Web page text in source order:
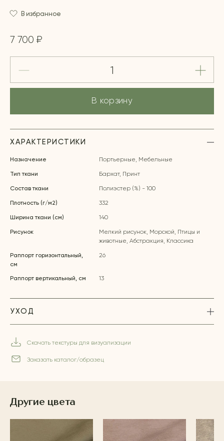
В избранное
7 700 ₽
В корзину
ХАРАКТЕРИСТИКИ
Назначение Портьерные, Мебельные
Тип ткани Бархат, Принт
Состав ткани Полиэстер (%) - 100
Плотность (г/м2) 332
Ширина ткани (см) 140
Рисунок
Мелкий рисунок, Морской, Птицы и
животные, Абстракция, Классика
Раппорт горизонтальный,
см
26
Раппорт вертикальный, см 13
УХОД
Скачать текстуры для визуализации
Заказать каталог/образец
Другие цвета